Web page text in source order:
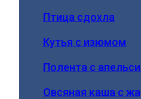
Птица сдохла
Кутья с изюмом
Полента с
Овсяная каша с